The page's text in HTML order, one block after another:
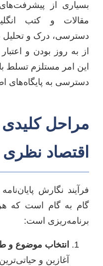
بسیاری از
مقالات و کتب
دسترسی، درک و تحلیل
از به روز بودن و
این امر مستلزم تسلط
دسترسی به پایگاه‌های
مراحل کلیدی
اقتصاد نظری
فرآیند نگارش
گام به گام است که
برنامه‌ریزی است:
انتخاب موضوع و
آغازین و